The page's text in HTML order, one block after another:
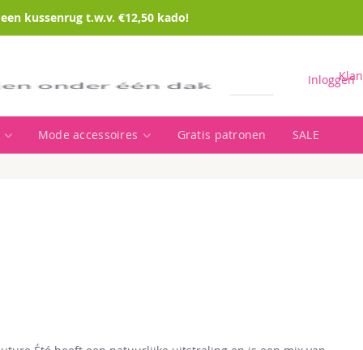
kussenrug t.w.v. €12,50 kado!
Zoeken
Inloggen
Mode accessoires Gratis patronen
SALE